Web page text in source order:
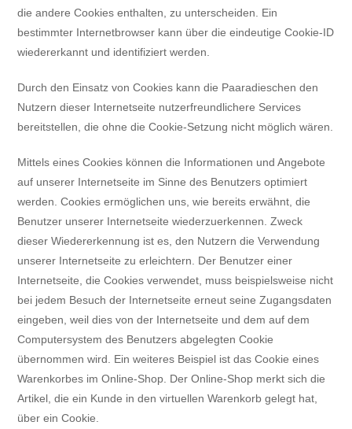
die andere Cookies enthalten, zu unterscheiden. Ein
bestimmter Internetbrowser kann über die eindeutige Cookie-ID
wiedererkannt und identifiziert werden.
Durch den Einsatz von Cookies kann die Paaradieschen den
Nutzern dieser Internetseite nutzerfreundlichere Services
bereitstellen, die ohne die Cookie-Setzung nicht möglich wären.
Mittels eines Cookies können die Informationen und Angebote
auf unserer Internetseite im Sinne des Benutzers optimiert
werden. Cookies ermöglichen uns, wie bereits erwähnt, die
Benutzer unserer Internetseite wiederzuerkennen. Zweck
dieser Wiedererkennung ist es, den Nutzern die Verwendung
unserer Internetseite zu erleichtern. Der Benutzer einer
Internetseite, die Cookies verwendet, muss beispielsweise nicht
bei jedem Besuch der Internetseite erneut seine Zugangsdaten
eingeben, weil dies von der Internetseite und dem auf dem
Computersystem des Benutzers abgelegten Cookie
übernommen wird. Ein weiteres Beispiel ist das Cookie eines
Warenkorbes im Online-Shop. Der Online-Shop merkt sich die
Artikel, die ein Kunde in den virtuellen Warenkorb gelegt hat,
über ein Cookie.